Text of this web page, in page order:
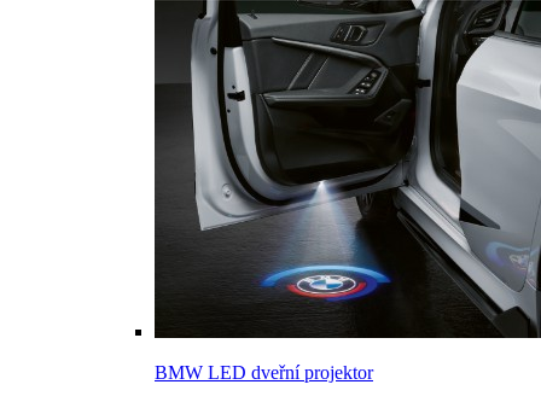
BMW LED dveřní projektor